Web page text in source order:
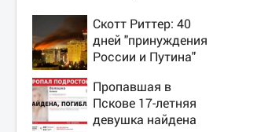
Скотт Риттер: 40
дней "принуждения
России и Путина"
крах режима
Зеленского
Пропавшая в
Пскове 17-летняя
девушка найдена